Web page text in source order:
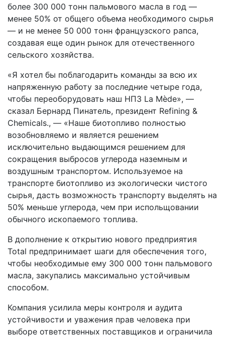
более 300 000 тонн пальмового масла в год —
менее 50% от общего объема необходимого сырья
— и не менее 50 000 тонн французского рапса,
создавая еще один рынок для отечественного
сельского хозяйства.
«Я хотел бы поблагодарить команды за всю их
напряженную работу за последние четыре года,
чтобы переоборудовать наш НПЗ La Mède», —
сказал Бернард Пинатель, президент Refining &
Chemicals., — «Наше биотопливо полностью
возобновляемо и является решением
исключительно выдающимся решением для
сокращения выбросов углерода наземным и
воздушным транспортом. Используемое на
транспорте биотопливо из экологически чистого
сырья, дасть возможность транспорту выделять на
50% меньше углерода, чем при испольщовании
обычного ископаемого топлива.
В дополнение к открытию нового предприятия
Total предпринимает шаги для обеспечения того,
чтобы необходимые ему 300 000 тонн пальмового
масла, закупались максимально устойчивым
способом.
Компания усилила меры контроля и аудита
устойчивости и уважения прав человека при
выборе ответственных поставщиков и ограничила